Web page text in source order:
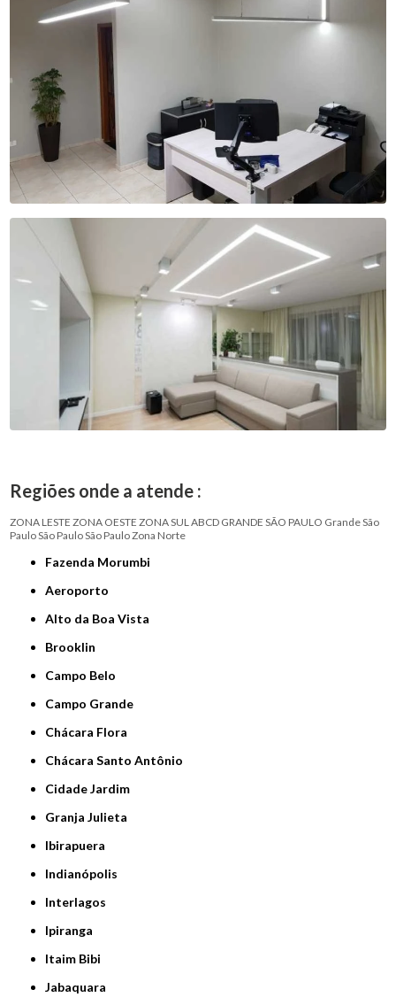
Regiões onde a atende :
ZONA LESTE ZONA OESTE ZONA SUL ABCD GRANDE SÃO PAULO Grande São
PauloSão PauloSão PauloZona Norte
Fazenda Morumbi
Aeroporto
Alto da Boa Vista
Brooklin
Campo Belo
Campo Grande
Chácara Flora
Chácara Santo Antônio
Cidade Jardim
Granja Julieta
Ibirapuera
Indianópolis
Interlagos
Ipiranga
Itaim Bibi
Jabaquara